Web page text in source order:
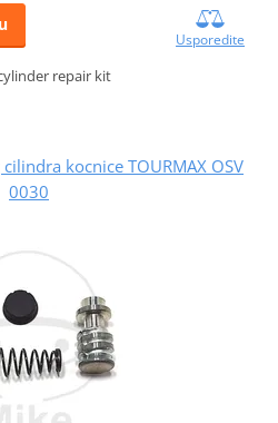
Usporedite
repair kit
kocnice TOURMAX OSV
0030